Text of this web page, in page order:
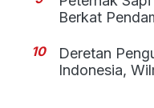
Berkat
10
Deretan
Indonesia,